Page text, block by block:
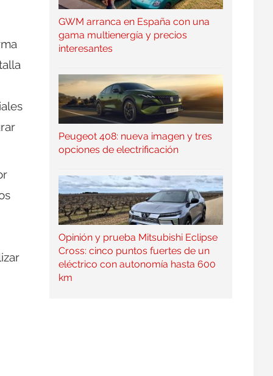
GWM arranca en España con una
gama multienergía y precios
interesantes
Peugeot 408: nueva imagen y tres
opciones de electrificación
Opinión y prueba Mitsubishi Eclipse
Cross: cinco puntos fuertes de un
eléctrico con autonomía hasta 600
km